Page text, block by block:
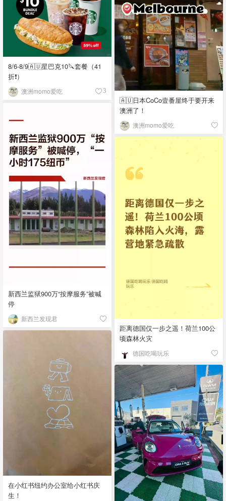
8/6-8/9🇦🇺星巴克10🔪套餐（41
折❗）
澳洲momo爱吃 3
🇦🇺日本CoCo壹番屋终于要开来
澳洲了！
澳洲momo爱吃
新西兰监狱900万“按摩服务”被喊
停
新西兰发现君
距离德国仅一步之遥！荷兰100公
顷森林火灾
德国吃喝玩乐
在小红书纽约办公室给小红书庆
生！